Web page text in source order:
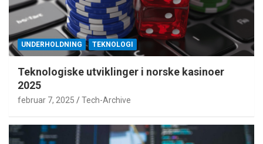
UNDERHOLDNING TEKNOLOGI
Teknologiske utviklinger i norske kasinoer
2025
februar 7, 2025 Tech-Archive